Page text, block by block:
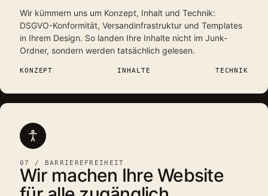
Wir kümmern uns um Konzept, Inhalt und Technik:
DSGVO-Konformität, Versandinfrastruktur und Templates
in Ihrem Design. So landen Ihre Inhalte nicht im Junk-
Ordner, sondern werden tatsächlich gelesen.
KONZEPT INHALTE TECHNIK
07 / BARRIEREFREIHEIT
Wir machen Ihre Website